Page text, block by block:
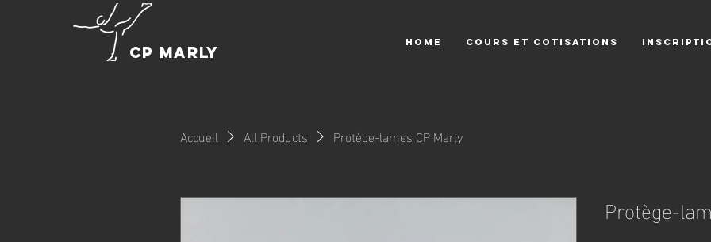
CP MARLY
HOME COURS ET COTISATIONS
Accueil All Products Protège-lames CP Marly
Protège-